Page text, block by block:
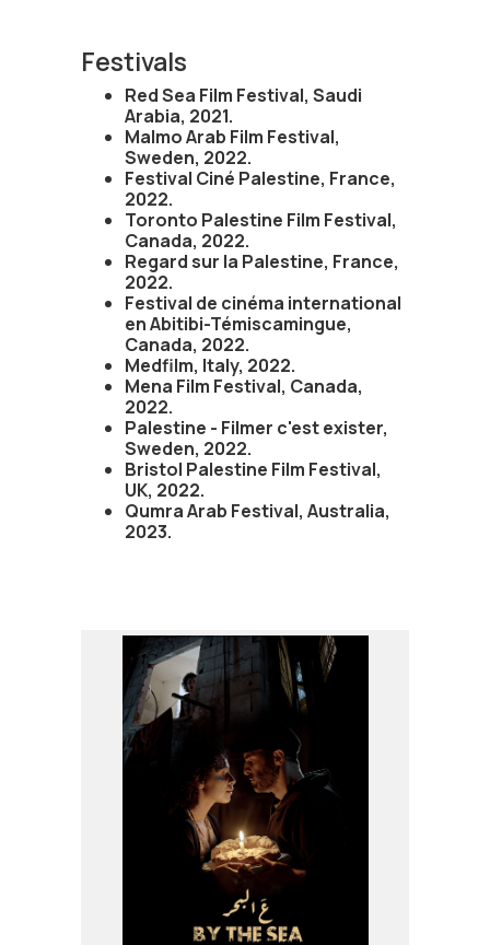
Festivals
Red Sea Film Festival, Saudi
Arabia, 2021.
Malmo Arab Film Festival,
Sweden, 2022.
Festival Ciné Palestine, France,
2022.
Toronto Palestine Film Festival,
Canada, 2022.
Regard sur la Palestine, France,
2022.
Festival de cinéma international
en Abitibi-Témiscamingue,
Canada, 2022.
Medfilm, Italy, 2022.
Mena Film Festival, Canada,
2022.
Palestine - Filmer c'est exister,
Sweden, 2022.
Bristol Palestine Film Festival,
UK, 2022.
Qumra Arab Festival, Australia,
2023.